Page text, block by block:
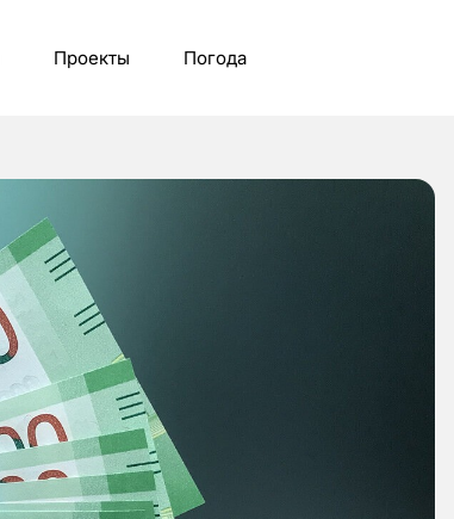
Проекты Погода